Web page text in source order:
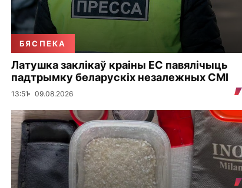
БЯСПЕКА
Латушка заклікаў краіны ЕС павялічыць
падтрымку беларускіх незалежных СМІ
13:51 09.08.2026